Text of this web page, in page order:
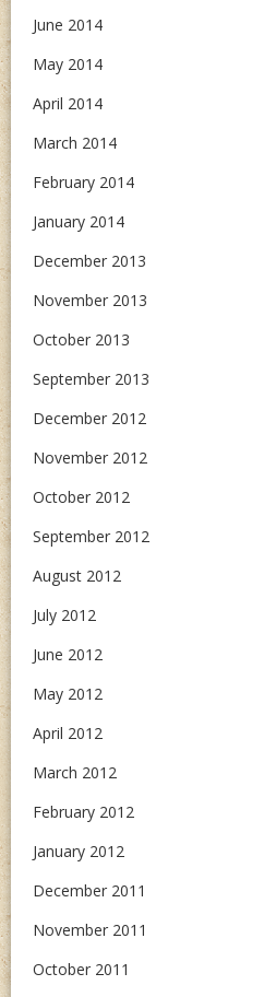
June 2014
May 2014
April 2014
March 2014
February 2014
January 2014
December 2013
November 2013
October 2013
September 2013
December 2012
November 2012
October 2012
September 2012
August 2012
July 2012
June 2012
May 2012
April 2012
March 2012
February 2012
January 2012
December 2011
November 2011
October 2011